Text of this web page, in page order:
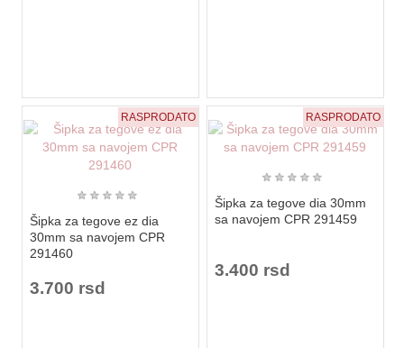
RASPRODATO
★ ★ ★ ★ ★
Šipka za tegove ez dia
30mm sa navojem CPR
291460
3.700 rsd
RASPRODATO
★ ★ ★ ★ ★
Šipka za tegove dia 30mm
sa navojem CPR 291459
3.400 rsd